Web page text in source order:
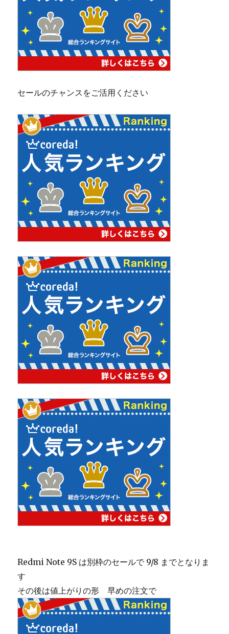
セールのチャンスをご活用ください
Redmi Note 9S は別枠のセールで 9/8 までとなりま
す
その後は値上がりの形 早めの注文で